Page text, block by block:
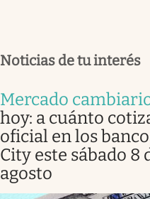
Noticias de tu interés
Mercado
hoy: a cuánto
oficial en los
City este sábado 8
agosto